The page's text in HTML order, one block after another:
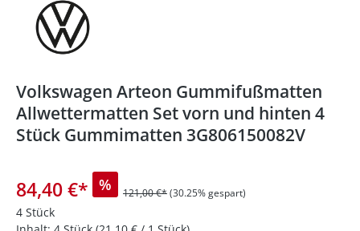
Volkswagen Arteon Gummifußmatten
Allwettermatten Set vorn und hinten 4
Stück Gummimatten 3G806150082V
84,40 €* % 121,00 €*(30.25% gespart)
4 Stück